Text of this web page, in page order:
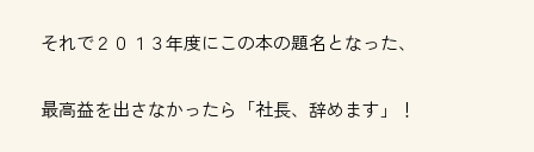
それで２０１３年度にこの本の題名となった、
最高益を出さなかったら「社長、辞めます」！